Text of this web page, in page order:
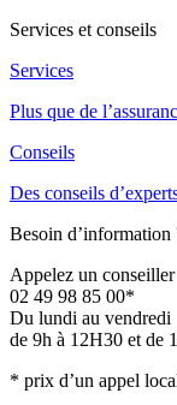
Services et conseils
Services
Plus que de
Conseils
Des conseils
Besoin d’information
Appelez un conseiller
02 49 98 85 00*
Du lundi au vendredi
de 9h à 12H30 et de
* prix d’un appel